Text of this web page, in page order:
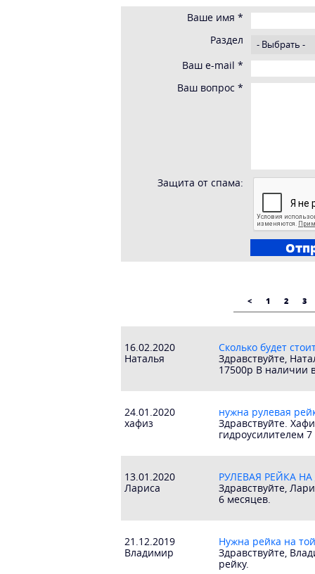
Ваше имя *
Раздел
Ваш e-mail *
Ваш вопрос *
Защита от спама:
< 1 2 3
16.02.2020
Наталья
Сколько будет
Здравствуйте,
17500р В наличии
24.01.2020
хафиз
нужна рулевая
Здравствуйте.
гидроусилителем 7
13.01.2020
Лариса
РУЛЕВАЯ РЕЙКА
Здравствуйте,
6 месяцев.
21.12.2019
Владимир
Нужна рейка на
Здравствуйте,
рейку.